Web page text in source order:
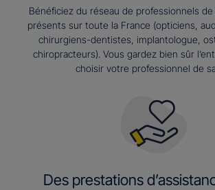
Bénéficiez du réseau de professionnels
présents sur toute la France (opticiens,
chirurgiens-dentistes, implantologue,
chiropracteurs). Vous gardez bien sûr
choisir votre professionnel de
Des prestations